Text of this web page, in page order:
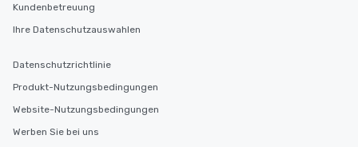
Kundenbetreuung
Ihre Datenschutzauswahlen
Datenschutzrichtlinie
Produkt-Nutzungsbedingungen
Website-Nutzungsbedingungen
Werben Sie bei uns